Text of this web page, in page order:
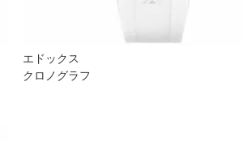
エドックス
クロノグラフ